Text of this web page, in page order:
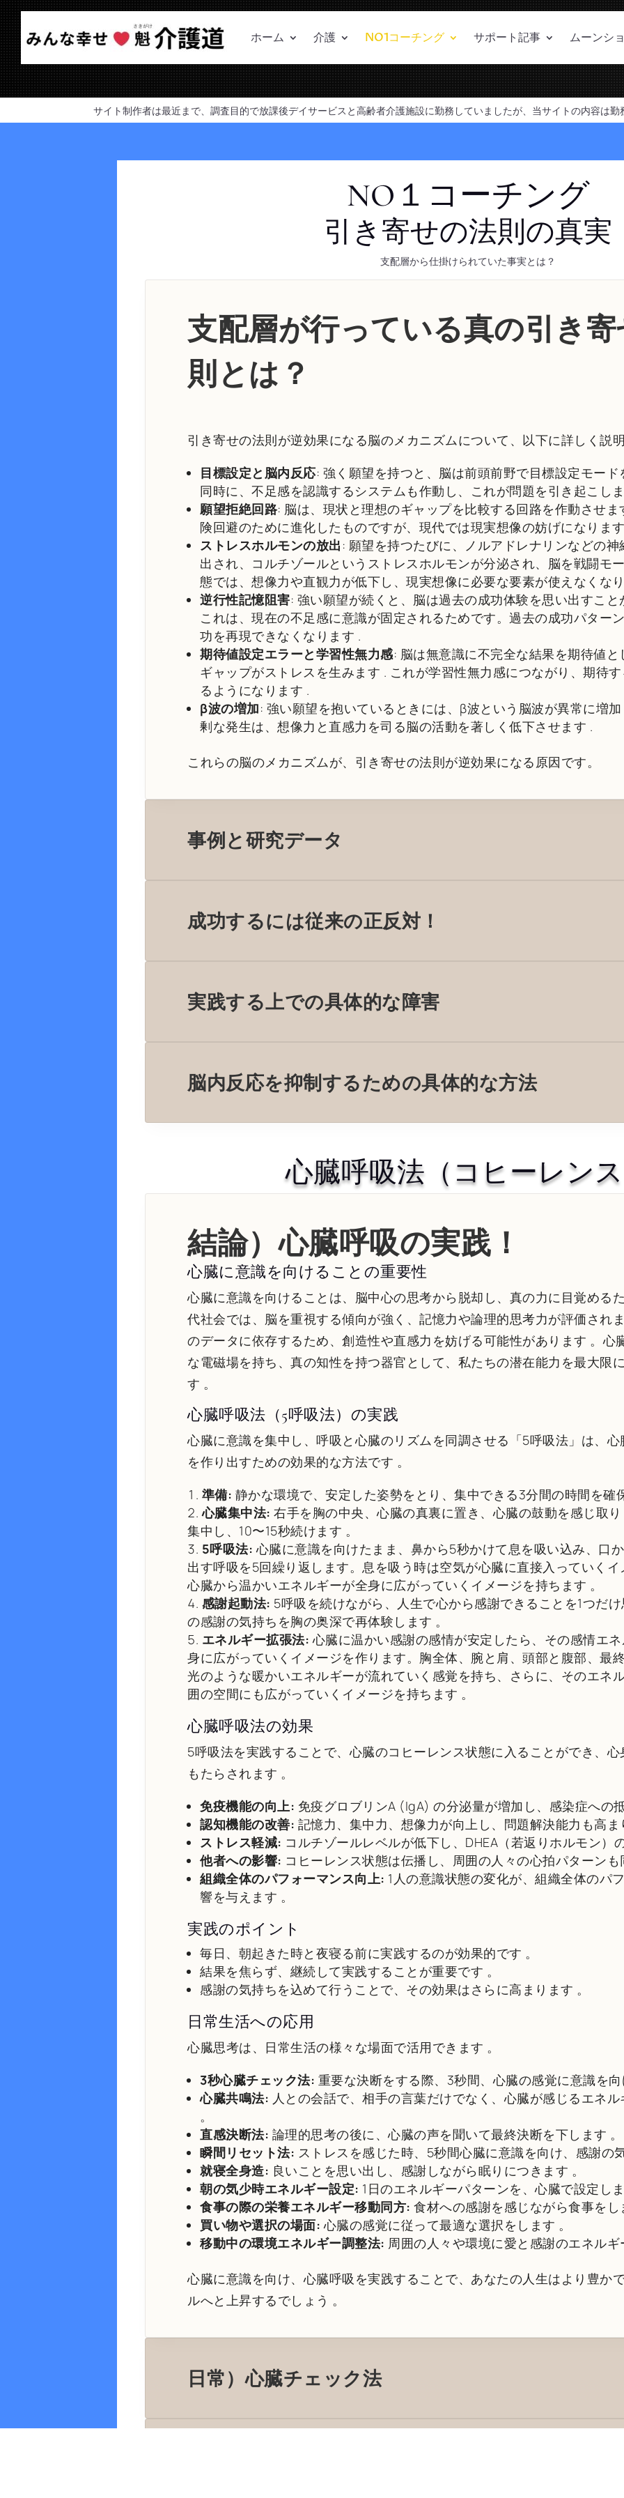
ホーム 介護 NO1コーチング サポート記事 ムーンシ
サイト制作者は最近まで、調査目的で放課後デイサービスと高齢者介護施設に勤務していましたが、当サイトの内容は
NO１コーチング
引き寄せの法則の真実
支配層から仕掛けられていた事実とは？
支配層が行っている真の引き
則とは？
引き寄せの法則が逆効果になる脳のメカニズムについて、以下に詳しく説
目標設定と脳内反応: 強く願望を持つと、脳は前頭前野で目標設定モー
同時に、不足感を認識するシステムも作動し、これが問題を引き起こし
願望拒絶回路: 脳は、現状と理想のギャップを比較する回路を作動させ
険回避のために進化したものですが、現代では現実想像の妨げになりま
ストレスホルモンの放出 : 願望を持つたびに、ノルアドレナリンなどの
出され、コルチゾールというストレスホルモンが分泌され、脳を戦闘モ
態では、想像力や直観力が低下し、現実想像に必要な要素が使えなくな
逆行性記憶阻害: 強い願望が続くと、脳は過去の成功体験を思い出すこ
これは、現在の不足感に意識が固定されるためです。過去の成功パター
功を再現できなくなります .
期待値設定エラーと学習性無力感: 脳は無意識に不完全な結果を期待値
ギャップがストレスを生みます . これが学習性無力感につながり、期待
るようになります .
β波の増加: 強い願望を抱いているときには、β波という脳波が異常に増
剰な発生は、想像力と直感力を司る脳の活動を著しく低下させます .
これらの脳のメカニズムが、引き寄せの法則が逆効果になる原因です。
事例と研究データ
成功するには従来の正反対！
実践する上での具体的な障害
脳内反応を抑制するための具体的な方法
心臓呼吸法（コヒーレン
結論）心臓呼吸の実践！
心臓に意識を向けることの重要性
心臓に意識を向けることは、脳中心の思考から脱却し、真の力に目覚める
代社会では、脳を重視する傾向が強く、記憶力や論理的思考力が評価され
のデータに依存するため、創造性や直感力を妨げる可能性があります 。心
な電磁場を持ち、真の知性を持つ器官として、私たちの潜在能力を最大限
す 。
心臓呼吸法（5呼吸法）の実践
心臓に意識を集中し、呼吸と心臓のリズムを同調させる「5呼吸法」は、
を作り出すための効果的な方法です 。
準備: 静かな環境で、安定した姿勢をとり、集中できる3分間の時間を確
心臓集中法: 右手を胸の中央、心臓の真裏に置き、心臓の鼓動を感じ取
集中し、10〜15秒続けます 。
5呼吸法: 心臓に意識を向けたまま、鼻から5秒かけて息を吸い込み、口
出す呼吸を5回繰り返します。息を吸う時は空気が心臓に直接入っていく
心臓から温かいエネルギーが全身に広がっていくイメージを持ちます 。
感謝起動法: 5呼吸を続けながら、人生で心から感謝できることを1つだ
の感謝の気持ちを胸の奥深で再体験します 。
エネルギー拡張法: 心臓に温かい感謝の感情が安定したら、その感情エ
身に広がっていくイメージを作ります。胸全体、腕と肩、頭部と腹部、最
光のような暖かいエネルギーが流れていく感覚を持ち、さらに、そのエネ
囲の空間にも広がっていくイメージを持ちます 。
心臓呼吸法の効果
5呼吸法を実践することで、心臓のコヒーレンス状態に入ることができ、
もたらされます 。
免疫機能の向上: 免疫グロブリンA (IgA) の分泌量が増加し、感染症への
認知機能の改善: 記憶力、集中力、想像力が向上し、問題解決能力も高
ストレス軽減: コルチゾールレベルが低下し、DHEA（若返りホルモン）
他者への影響: コヒーレンス状態は伝播し、周囲の人々の心拍パターン
組織全体のパフォーマンス向上: 1人の意識状態の変化が、組織全体のパ
響を与えます 。
実践のポイント
毎日、朝起きた時と夜寝る前に実践するのが効果的です 。
結果を焦らず、継続して実践することが重要です 。
感謝の気持ちを込めて行うことで、その効果はさらに高まります 。
日常生活への応用
心臓思考は、日常生活の様々な場面で活用できます 。
3秒心臓チェック法: 重要な決断をする際、3秒間、心臓の感覚に意識を
心臓共鳴法: 人との会話で、相手の言葉だけでなく、心臓が感じるエネ
。
直感決断法: 論理的思考の後に、心臓の声を聞いて最終決断を下します 。
瞬間リセット法: ストレスを感じた時、5秒間心臓に意識を向け、感謝の
就寝全身造: 良いことを思い出し、感謝しながら眠りにつきます 。
朝の気少時エネルギー設定: 1日のエネルギーパターンを、心臓で設定し
食事の際の栄養エネルギー移動同方: 食材への感謝を感じながら食事を
買い物や選択の場面: 心臓の感覚に従って最適な選択をします 。
移動中の環境エネルギー調整法: 周囲の人々や環境に愛と感謝のエネル
心臓に意識を向け、心臓呼吸を実践することで、あなたの人生はより豊か
ルへと上昇するでしょう 。
日常）心臓チェック法